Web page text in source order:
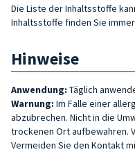
Die Liste der Inhaltsstoffe
Inhaltsstoffe finden Sie
Hinweise
Anwendung: Täglich
Warnung: Im Falle einer
abzubrechen. Nicht in die
trockenen Ort aufbewahren.
Vermeiden Sie den Kontakt